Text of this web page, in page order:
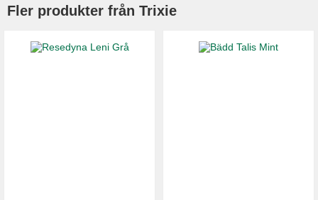
Fler produkter från Trixie